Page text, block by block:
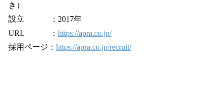
き）
設立 ：2017年
URL ： https://apra.co.jp/
採用ページ： https://apra.co.jp/recruit/